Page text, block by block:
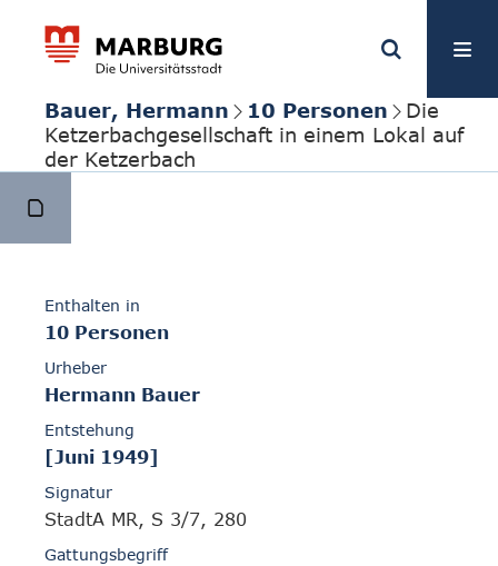
Bauer, Hermann 10 Personen
Die
Ketzerbachgesellschaft in einem Lokal auf
der Ketzerbach
Enthalten in
10 Personen
Urheber
Hermann Bauer
Entstehung
[Juni 1949]
Signatur
StadtA MR, S 3/7, 280
Gattungsbegriff